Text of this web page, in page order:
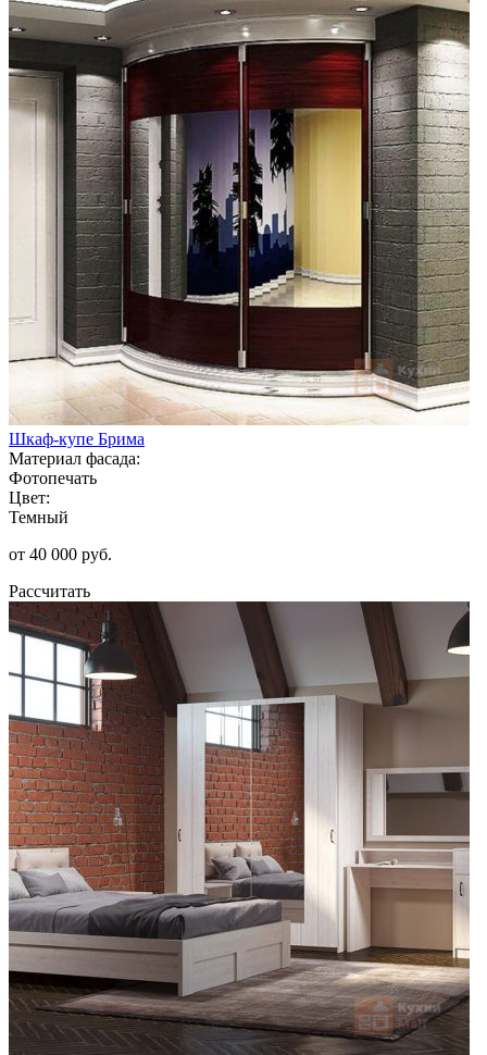
Шкаф-купе Брима
Материал фасада:
Фотопечать
Цвет:
Темный
от 40 000 руб.
Рассчитать